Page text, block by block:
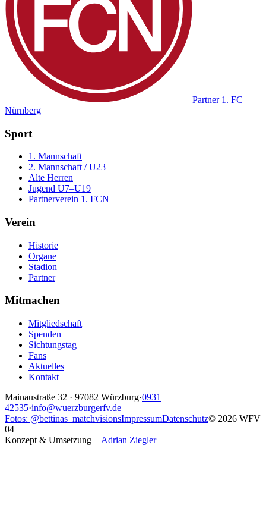
Partner 1. FC
Nürnberg
Sport
1. Mannschaft
2. Mannschaft / U23
Alte Herren
Jugend U7–U19
Partnerverein 1. FCN
Verein
Historie
Organe
Stadion
Partner
Mitmachen
Mitgliedschaft
Spenden
Sichtungstag
Fans
Aktuelles
Kontakt
Mainaustraße 32 · 97082 Würzburg·0931
42535·info@wuerzburgerfv.de
Fotos: @bettinas_matchvisionsImpressumDatenschutz© 2026 WFV
04
Konzept & Umsetzung—Adrian Ziegler